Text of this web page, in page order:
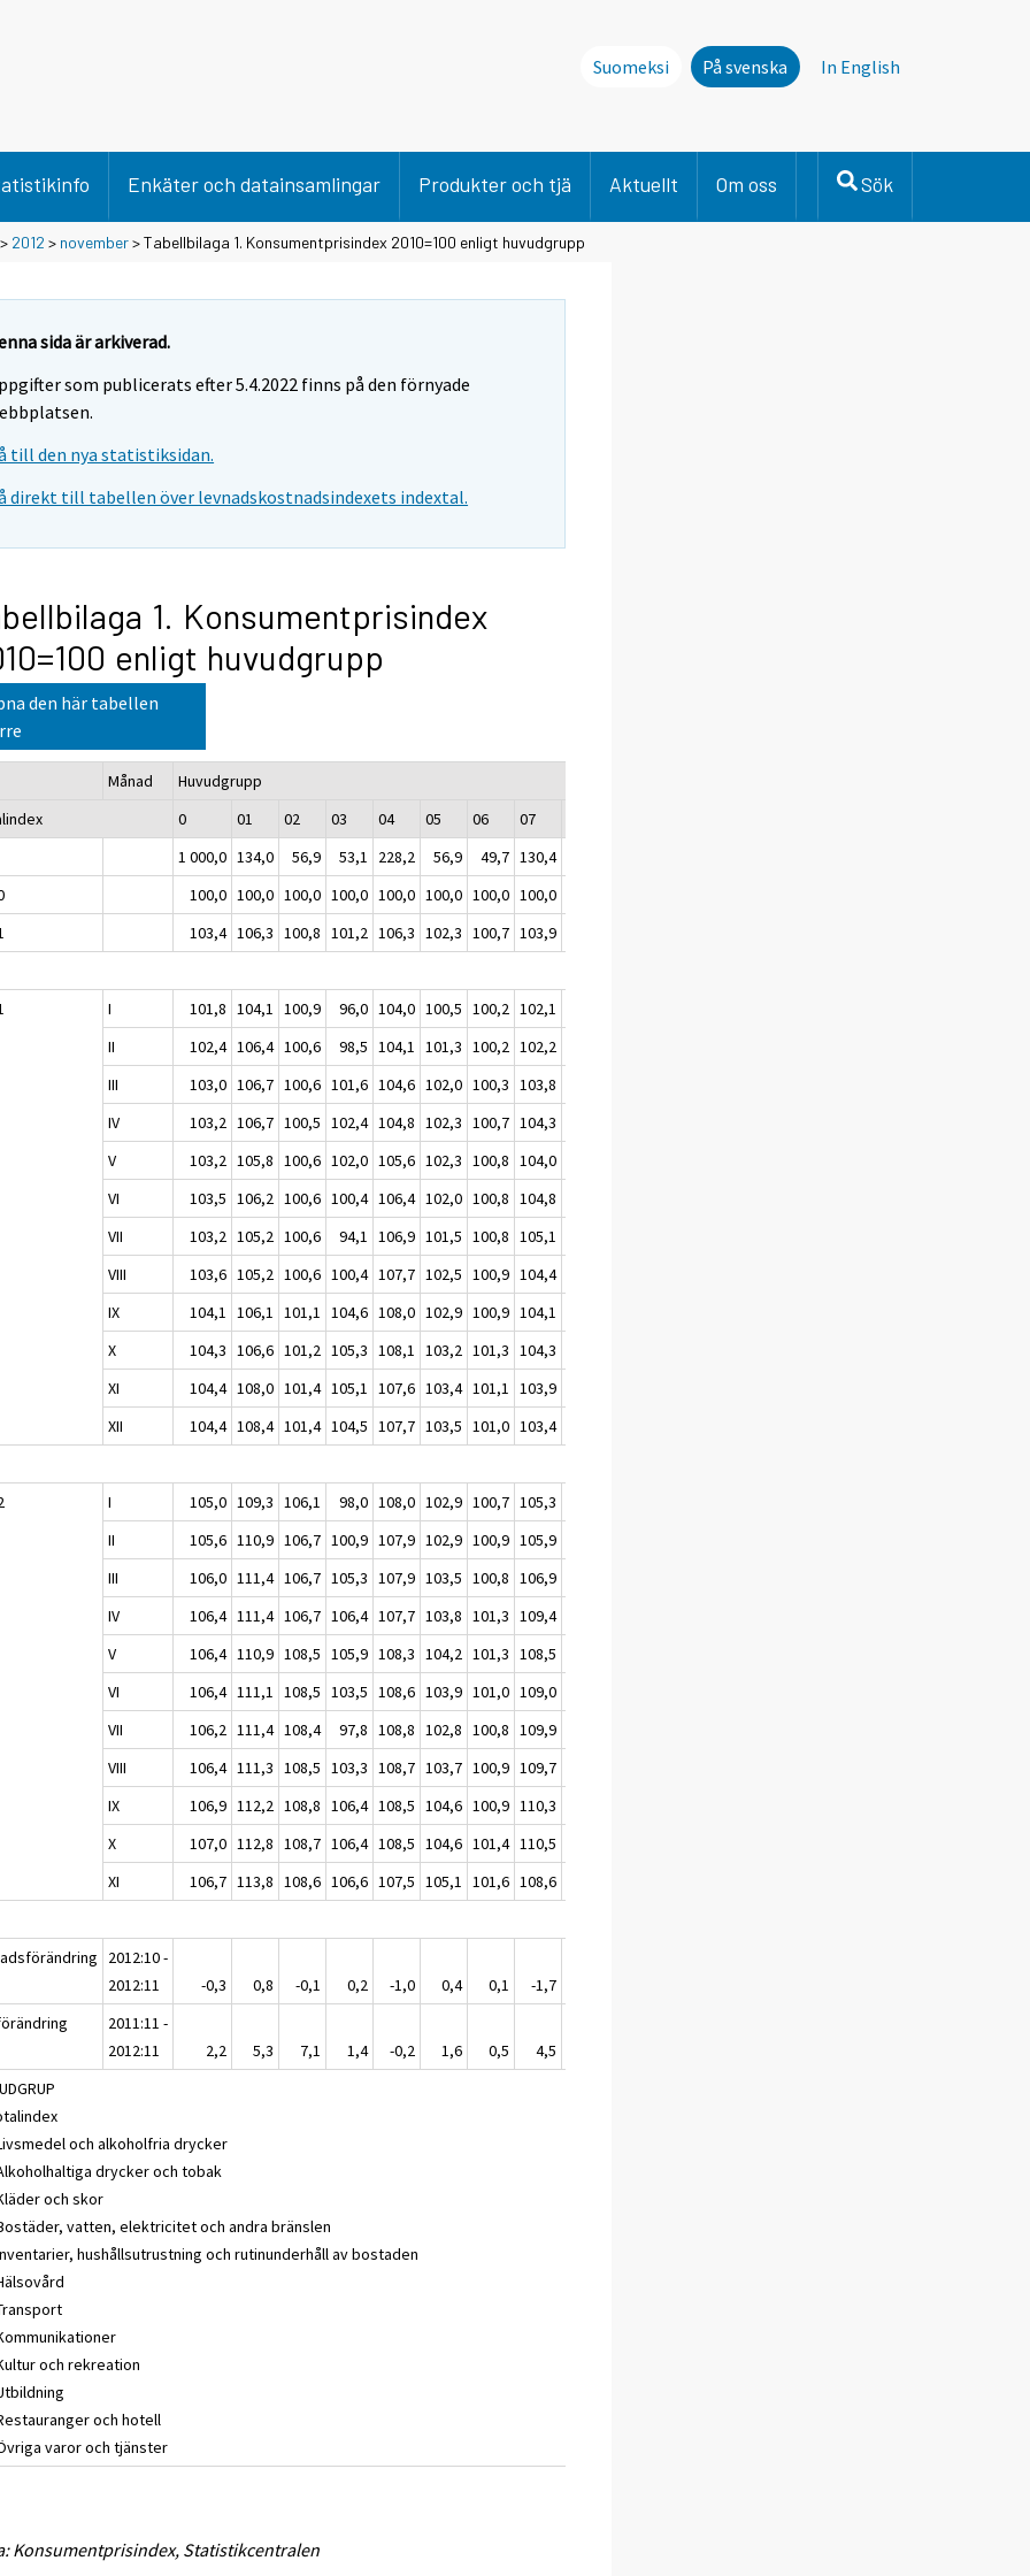
Suomeksi På svenska In English
Enkäter och datainsamlingar Produkter och tjä Aktuellt Om oss Sök
> 2012 > november> Tabellbilaga 1. Konsumentprisindex 2010=100 enligt huvudgrupp
sida är arkiverad.
som publicerats efter 5.4.2022 finns på den förnyade
till den nya statistiksidan.
direkt till tabellen över levnadskostnadsindexets indextal.
1. Konsumentprisindex
enligt huvudgrupp
den här tabellen
Månad
Huvudgrupp
0 01 02 03 04 05 06 07
1 000,0 134,0 56,9 53,1 228,2 56,9 49,7 130,4
100,0 100,0 100,0 100,0 100,0 100,0 100,0 100,0
103,4 106,3 100,8 101,2 106,3 102,3 100,7 103,9
I 101,8 104,1 100,9 96,0 104,0 100,5 100,2 102,1
II
102,4 106,4 100,6 98,5 104,1 101,3 100,2 102,2
III
103,0 106,7 100,6 101,6 104,6 102,0 100,3 103,8
IV
103,2 106,7 100,5 102,4 104,8 102,3 100,7 104,3
V
103,2 105,8 100,6 102,0 105,6 102,3 100,8 104,0
VI
103,5 106,2 100,6 100,4 106,4 102,0 100,8 104,8
VII
103,2 105,2 100,6 94,1 106,9 101,5 100,8 105,1
VIII
103,6 105,2 100,6 100,4 107,7 102,5 100,9 104,4
IX
104,1 106,1 101,1 104,6 108,0 102,9 100,9 104,1
X
104,3 106,6 101,2 105,3 108,1 103,2 101,3 104,3
XI
104,4 108,0 101,4 105,1 107,6 103,4 101,1 103,9
XII
104,4 108,4 101,4 104,5 107,7 103,5 101,0 103,4
I 105,0 109,3 106,1 98,0 108,0 102,9 100,7 105,3
II
105,6 110,9 106,7 100,9 107,9 102,9 100,9 105,9
III
106,0 111,4 106,7 105,3 107,9 103,5 100,8 106,9
IV
106,4 111,4 106,7 106,4 107,7 103,8 101,3 109,4
V
106,4 110,9 108,5 105,9 108,3 104,2 101,3 108,5
VI
106,4 111,1 108,5 103,5 108,6 103,9 101,0 109,0
VII
106,2 111,4 108,4 97,8 108,8 102,8 100,8 109,9
VIII
106,4 111,3 108,5 103,3 108,7 103,7 100,9 109,7
IX
106,9 112,2 108,8 106,4 108,5 104,6 100,9 110,3
X
107,0 112,8 108,7 106,4 108,5 104,6 101,4 110,5
XI
106,7 113,8 108,6 106,6 107,5 105,1 101,6 108,6
2012:10 -
2012:11
-0,3 0,8 -0,1 0,2 -1,0 0,4 0,1 -1,7
2011:11 -
2012:11
2,2 5,3 7,1 1,4 -0,2 1,6 0,5 4,5
och alkoholfria drycker
drycker och tobak
och skor
vatten, elektricitet och andra bränslen
hushållsutrustning och rutinunderhåll av bostaden
och rekreation
och hotell
varor och tjänster
Konsumentprisindex, Statistikcentralen